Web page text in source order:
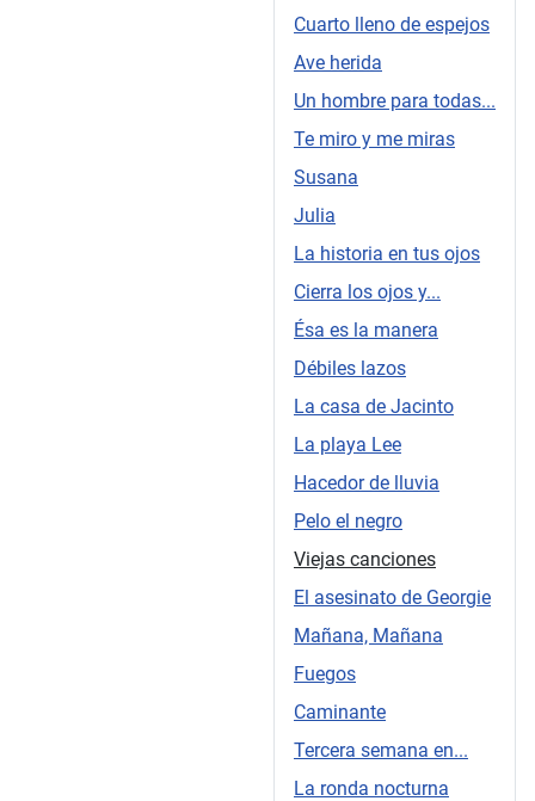
Cuarto lleno de espejos
Ave herida
Un hombre para todas...
Te miro y me miras
Susana
Julia
La historia en tus ojos
Cierra los ojos y...
Ésa es la manera
Débiles lazos
La casa de Jacinto
La playa Lee
Hacedor de lluvia
Pelo el negro
Viejas canciones
El asesinato de Georgie
Mañana, Mañana
Fuegos
Caminante
Tercera semana en...
La ronda nocturna